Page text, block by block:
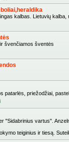
kalbas. Lietuvių
švenčiamos šventės
patarlės, priežodžiai,
"Sidabrinius vartus".
teiginius ir tiesą.